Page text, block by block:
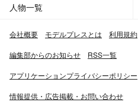
人物一覧
会社概要 モデルプレスとは 利用規約
編集部からのお知らせ RSS一覧
アプリケーションプライバシーポリシー
情報提供・広告掲載・お問い合わせ